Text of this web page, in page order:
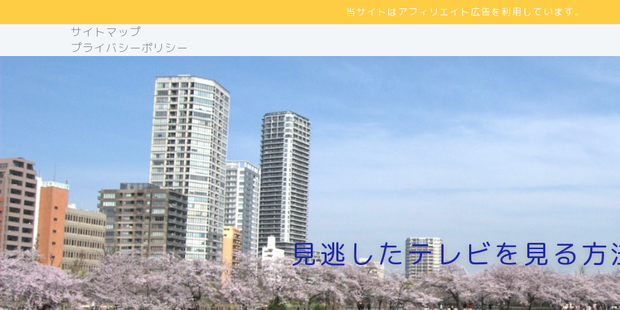
当サイトはアフィリエイト広告を利用しています。
サイトマップ
プライバシーポリシー
見逃したテレビを見る方